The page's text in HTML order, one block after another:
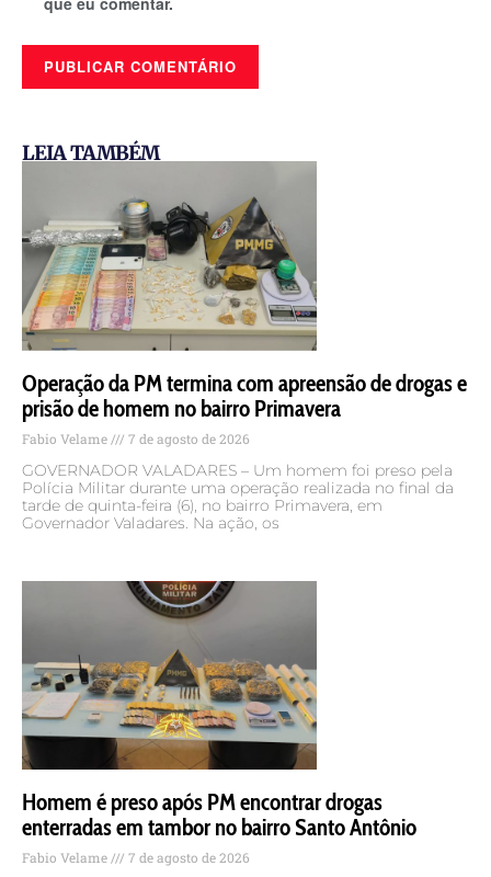
LEIA TAMBÉM
Operação da PM termina com apreensão de drogas e
prisão de homem no bairro Primavera
Fabio Velame 7 de agosto de 2026
GOVERNADOR VALADARES – Um homem foi preso pela
Polícia Militar durante uma operação realizada no final da
tarde de quinta-feira (6), no bairro Primavera, em
Governador Valadares. Na ação, os
Homem é preso após PM encontrar drogas
enterradas em tambor no bairro Santo Antônio
Fabio Velame 7 de agosto de 2026